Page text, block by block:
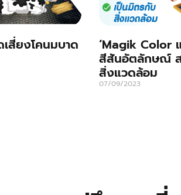
สี่ยงโคนมบาด
‘Magik Color
สีสันอัตลักษณ์ ส
สิ่งแวดล้อม
07/09/2023